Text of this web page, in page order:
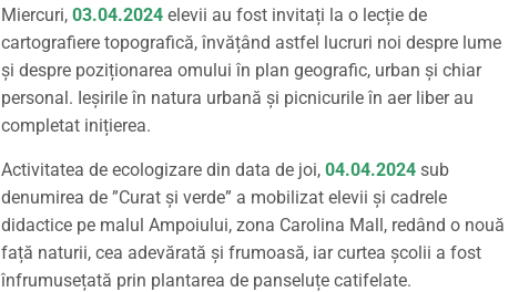
Miercuri, 03.04.2024 elevii au fost invitați la o lecție de
cartografiere topografică, învățând astfel lucruri noi despre lume
și despre poziționarea omului în plan geografic, urban și chiar
personal. Ieșirile în natura urbană și picnicurile în aer liber au
completat inițierea.
Activitatea de ecologizare din data de joi, 04.04.2024 sub
denumirea de ”Curat și verde” a mobilizat elevii și cadrele
didactice pe malul Ampoiului, zona Carolina Mall, redând o nouă
față naturii, cea adevărată și frumoasă, iar curtea școlii a fost
înfrumusețată prin plantarea de panseluțe catifelate.